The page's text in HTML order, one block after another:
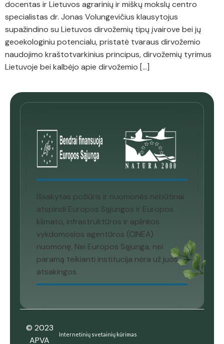
docentas ir Lietuvos agrarinių ir miškų mokslų centro
specialistas dr. Jonas Volungevičius klausytojus
supažindino su Lietuvos dirvožemių tipų įvairove bei jų
geoekologiniu potencialu, pristatė tvaraus dirvožemio
naudojimo kraštotvarkinius principus, dirvožemių tyrimus
Lietuvoje bei kalbėjo apie dirvožemio […]
Išsakytas požiūris ir nuomonės nebūtinai
atspindi Europos Sąjungos ir Europos
klimato, infrastruktūros ir aplinkos
vykdomosios agentūros (CINEA)
nuomonę. Nei Europos Sąjunga, nei
paramą teikianti institucija nėra už juos
atsakingos.
© 2023
APVA
Internetinių svetainių kūrimas